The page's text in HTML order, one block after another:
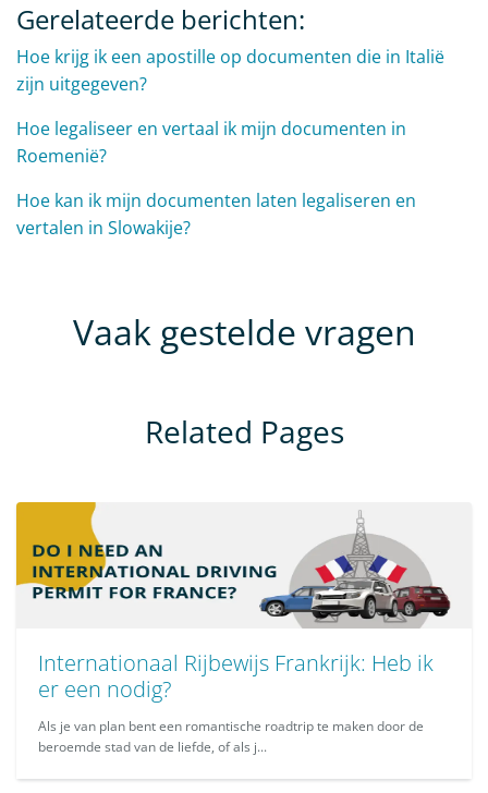
Gerelateerde berichten:
Hoe krijg ik een apostille op documenten die in Italië
zijn uitgegeven?
Hoe legaliseer en vertaal ik mijn documenten in
Roemenië?
Hoe kan ik mijn documenten laten legaliseren en
vertalen in Slowakije?
Vaak gestelde vragen
Related Pages
Internationaal Rijbewijs Frankrijk: Heb ik
er een nodig?
Als je van plan bent een romantische roadtrip te maken door de
beroemde stad van de liefde, of als j...